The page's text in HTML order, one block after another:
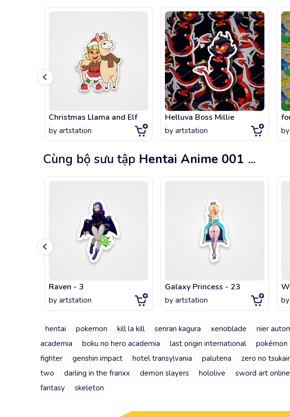
Christmas Llama and Elf
by artstation
Helluva Boss Millie
by artstation by
Cùng bộ sưu tập Hentai Anime 001 ...
Raven - 3
by artstation
Galaxy Princess - 23
by artstation by
hentai pokemon kill la kill senran kagura xenoblade nier
academia
boku no hero academia last origin international pokémon
fighter
genshin impact hotel transylvania palutena zero no
two
darling in the franxx demon slayers hololive sword art online
fantasy
skeleton